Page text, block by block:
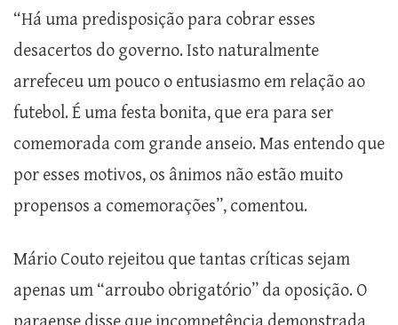
“Há uma predisposição para cobrar esses
desacertos do governo. Isto naturalmente
arrefeceu um pouco o entusiasmo em relação ao
futebol. É uma festa bonita, que era para ser
comemorada com grande anseio. Mas entendo que
por esses motivos, os ânimos não estão muito
propensos a comemorações”, comentou.
Mário Couto rejeitou que tantas críticas sejam
apenas um “arroubo obrigatório” da oposição. O